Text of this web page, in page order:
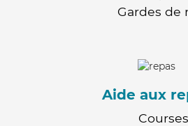
Gardes de
Aide aux
Courses